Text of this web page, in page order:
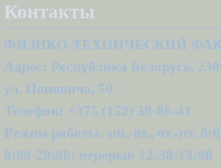
Контакты
ФИЗИКО-ТЕХНИЧЕСКИЙ
Адрес: Республика Беларусь,
ул. Поповича, 50
Телефон: +375 (152) 39-86-41
Режим работы: пн.-вт., чт.-пт.
8:00-20:00; перерыв 12:30-13:00